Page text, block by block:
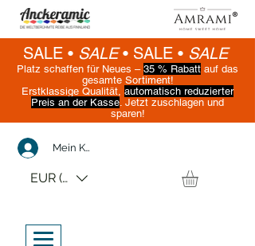
SALE • SALE• SALE • SALE
Platz schaffen für Neues – 35 % Rabatt auf das
gesamte Sortiment!
Erstklassige Qualität, automatisch reduzierter
Preis an der Kasse. Jetzt zuschlagen und
sparen!
Mein Konto
EUR (€)